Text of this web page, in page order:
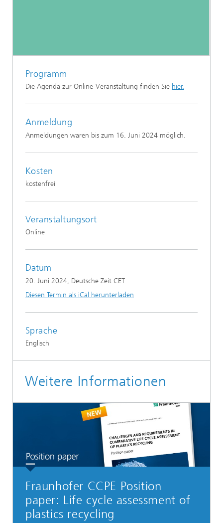
Programm
Die Agenda zur Online-Veranstaltung finden Sie hier.
Anmeldung
Anmeldungen waren bis zum 16. Juni 2024 möglich.
Kosten
kostenfrei
Veranstaltungsort
Online
Datum
20. Juni 2024, Deutsche Zeit CET
Diesen Termin als iCal herunterladen
Sprache
Englisch
Weitere Informationen
Fraunhofer CCPE Position
paper: Life cycle assessment of
plastics recycling